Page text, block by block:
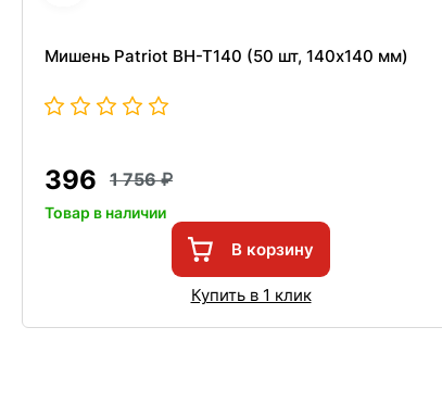
Мишень Patriot BH-T140 (50 шт, 140x140 мм)
396 1 756
Товар в наличии
В корзину
Купить в 1 клик